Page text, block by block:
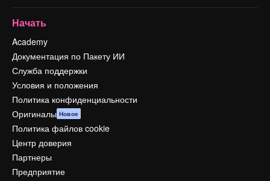
Начать
Academy
Документация по Пакету ИИ
Служба поддержки
Условия и положения
Политика конфиденциальности
Оригиналы Новое
Политика файлов cookie
Центр доверия
Партнеры
Предприятие